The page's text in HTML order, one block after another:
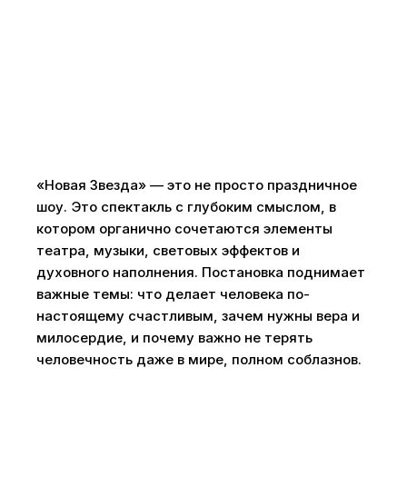
«Новая Звезда» — это не просто праздничное
шоу. Это спектакль с глубоким смыслом, в
котором органично сочетаются элементы
театра, музыки, световых эффектов и
духовного наполнения. Постановка поднимает
важные темы: что делает человека по-
настоящему счастливым, зачем нужны вера и
милосердие, и почему важно не терять
человечность даже в мире, полном соблазнов.